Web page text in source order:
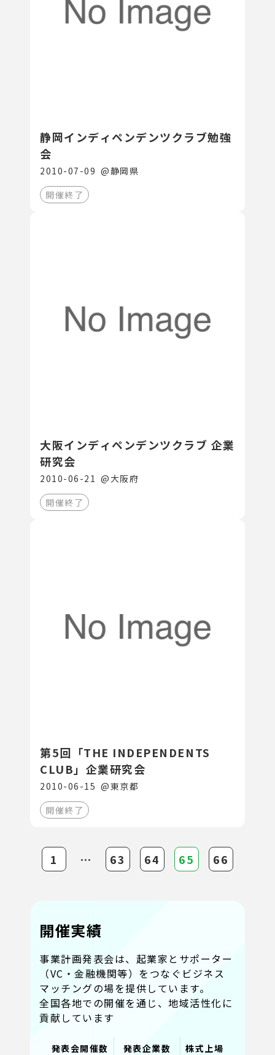
静岡インディペンデンツクラブ勉強
会
2010-07-09 @静岡県
開催終了
大阪インディペンデンツクラブ 企業
研究会
2010-06-21 @大阪府
開催終了
第5回「THE INDEPENDENTS
CLUB」企業研究会
2010-06-15 @東京都
開催終了
1 ⋯ 63 64 65 66
開催実績
事業計画発表会は、起業家とサポーター
（VC・金融機関等）をつなぐビジネス
マッチングの場を提供しています。
全国各地での開催を通じ、地域活性化に
貢献しています
発表会開催数 発表企業数 株式上場